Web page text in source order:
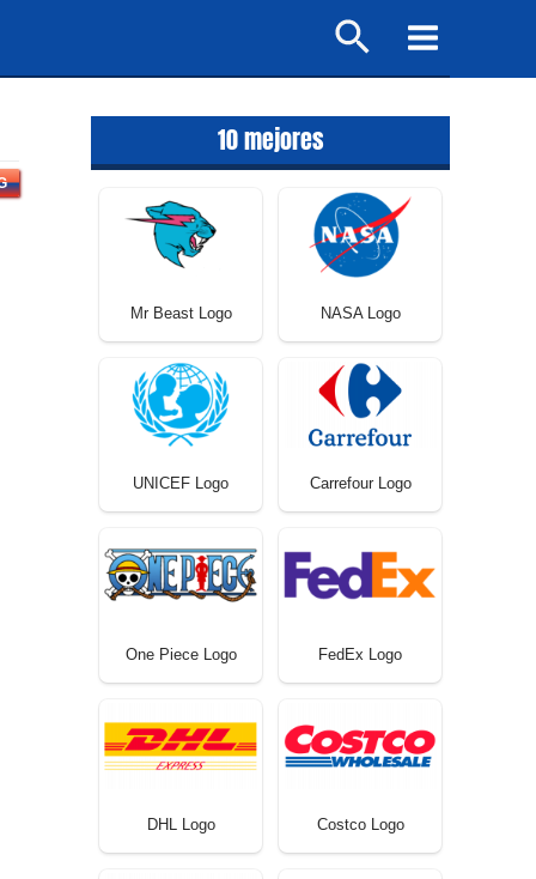
Buscar
Main
Menu
10 mejores
Mr Beast Logo NASA Logo
UNICEF Logo Carrefour Logo
One Piece Logo FedEx Logo
DHL Logo Costco Logo